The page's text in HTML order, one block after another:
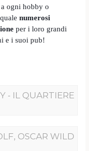
ogni hobby o
qualenumerosi
per i loro grandi
e i suoi pub!
- IL QUARTIERE
OSCAR WILD